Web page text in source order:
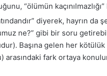
“ölümün
diyerek, hayrın
ne?” gibi bir soru
Başına gelen her
arasındaki fark ortaya